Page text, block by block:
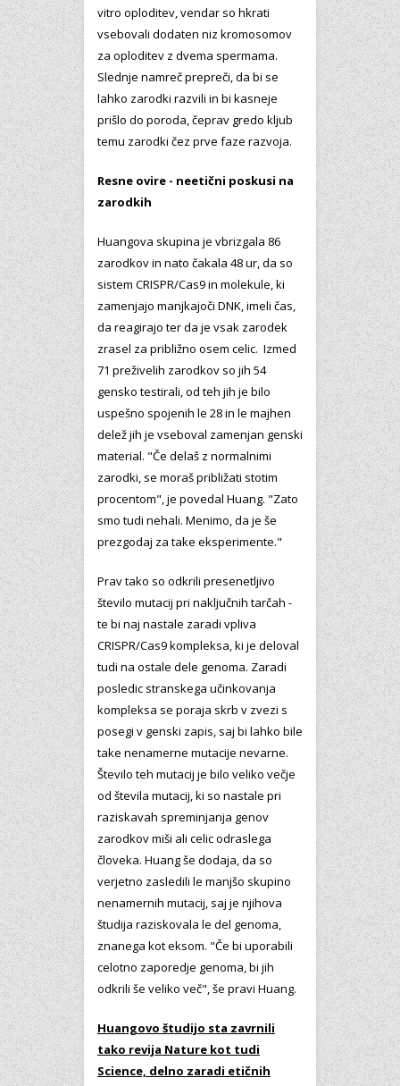
vitro oploditev, vendar so hkrati
vsebovali dodaten niz kromosomov
za oploditev z dvema spermama.
Slednje namreč prepreči, da bi se
lahko zarodki razvili in bi kasneje
prišlo do poroda, čeprav gredo kljub
temu zarodki čez prve faze razvoja.
Resne ovire - neetični poskusi na
zarodkih
Huangova skupina je vbrizgala 86
zarodkov in nato čakala 48 ur, da so
sistem CRISPR/Cas9 in molekule, ki
zamenjajo manjkajoči DNK, imeli čas,
da reagirajo ter da je vsak zarodek
zrasel za približno osem celic. Izmed
71 preživelih zarodkov so jih 54
gensko testirali, od teh jih je bilo
uspešno spojenih le 28 in le majhen
delež jih je vseboval zamenjan genski
material. "Če delaš z normalnimi
zarodki, se moraš približati stotim
procentom", je povedal Huang. "Zato
smo tudi nehali. Menimo, da je še
prezgodaj za take eksperimente."
Prav tako so odkrili presenetljivo
število mutacij pri naključnih tarčah -
te bi naj nastale zaradi vpliva
CRISPR/Cas9 kompleksa, ki je deloval
tudi na ostale dele genoma. Zaradi
posledic stranskega učinkovanja
kompleksa se poraja skrb v zvezi s
posegi v genski zapis, saj bi lahko bile
take nenamerne mutacije nevarne.
Število teh mutacij je bilo veliko večje
od števila mutacij, ki so nastale pri
raziskavah spreminjanja genov
zarodkov miši ali celic odraslega
človeka. Huang še dodaja, da so
verjetno zasledili le manjšo skupino
nenamernih mutacij, saj je njihova
študija raziskovala le del genoma,
znanega kot eksom. "Če bi uporabili
celotno zaporedje genoma, bi jih
odkrili še veliko več", še pravi Huang.
Huangovo študijo sta zavrnili
tako revija Nature kot tudi
Science, delno zaradi etičnih